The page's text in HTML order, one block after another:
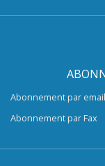
Abonnement par email
Abonnement par Fax